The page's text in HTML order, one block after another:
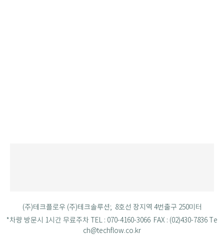
(주)테크플로우 (주)테크솔루션; 8호선 장지역 4번출구 250미터
*차량 방문시 1시간 무료주차 TEL : 070-4160-3066 FAX : (02)430-7836 Te
ch@techflow.co.kr